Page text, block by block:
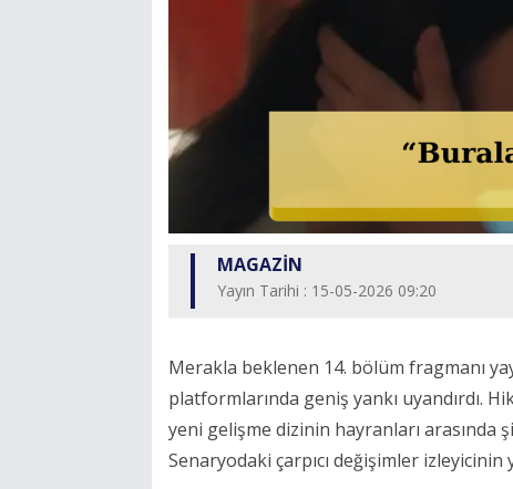
MAGAZİN
Yayın Tarihi : 15-05-2026 09:20
Merakla beklenen 14. bölüm fragmanı
platformlarında geniş yankı uyandırdı.
yeni gelişme dizinin hayranları
Senaryodaki çarpıcı değişimler